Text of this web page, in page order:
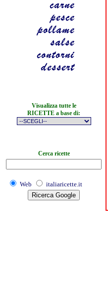
Visualizza tutte le
RICETTE a base di:
Cerca ricette
Web italiaricette.it